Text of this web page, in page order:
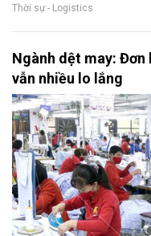
Thời sự - Logistics
Ngành dệt may: Đơn
vẫn nhiều lo lắng